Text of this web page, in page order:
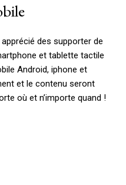
des supporter de
et tablette tactile
Android, iphone et
et le contenu seront
où et n’importe quand !